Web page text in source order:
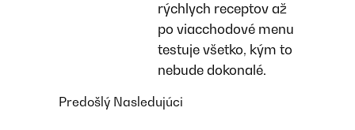
rýchlych receptov až
po viacchodové menu
testuje všetko, kým to
nebude dokonalé.
Predošlý Nasledujúci